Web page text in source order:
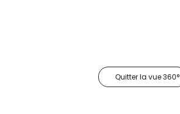
Quitter la vue 360°